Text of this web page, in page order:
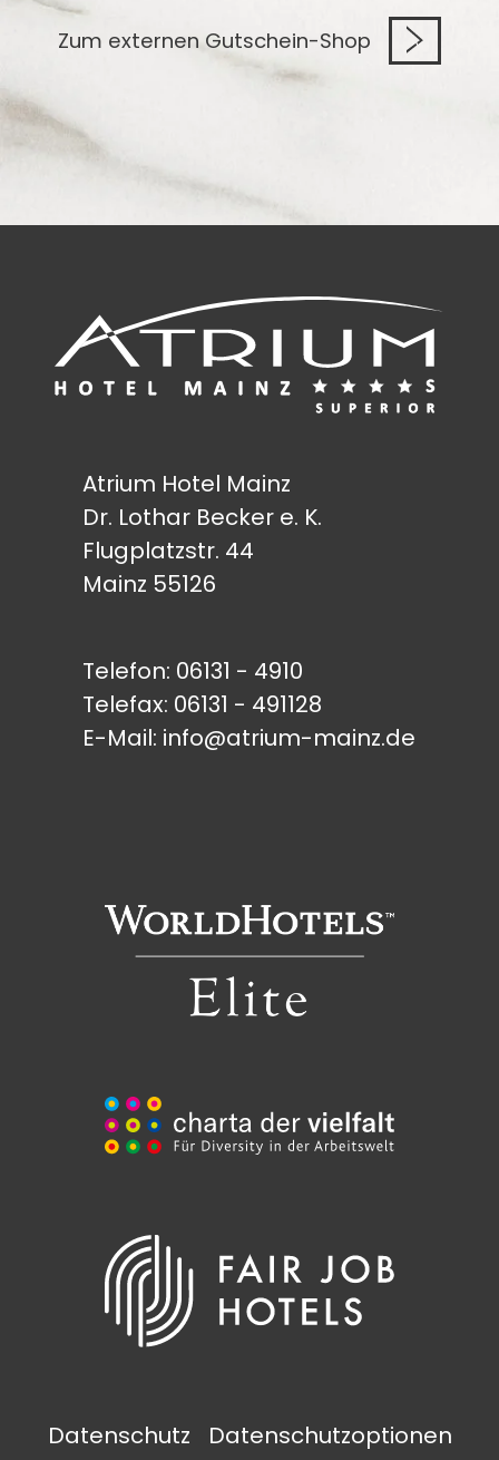
Zum externen Gutschein-Shop
Atrium Hotel Mainz
Dr. Lothar Becker e. K.
Flugplatzstr. 44
Mainz 55126
Telefon: 06131 - 4910
Telefax: 06131 - 491128
E-Mail: info@atrium-mainz.de
Datenschutz
Datenschutzoptionen